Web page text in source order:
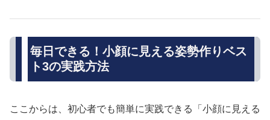
毎日できる！小顔に見える姿勢作りベス
ト3の実践方法
ここからは、初心者でも簡単に実践できる「小顔に見える